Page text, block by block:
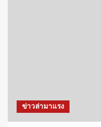
ข่าวล่ามาแรง